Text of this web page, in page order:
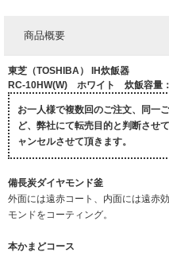
商品概要
東芝（TOSHIBA） IH炊飯器
RC-10HW(W) ホワイト 炊飯容量
お一人様で複数回のご注文、同一
ど、弊社にて転売目的と判断させ
ャンセルさせて頂きます。
備長炭ダイヤモンド釜
外面には遠赤コート、内面には遠赤
モンドをコーティング。
本かまどコース